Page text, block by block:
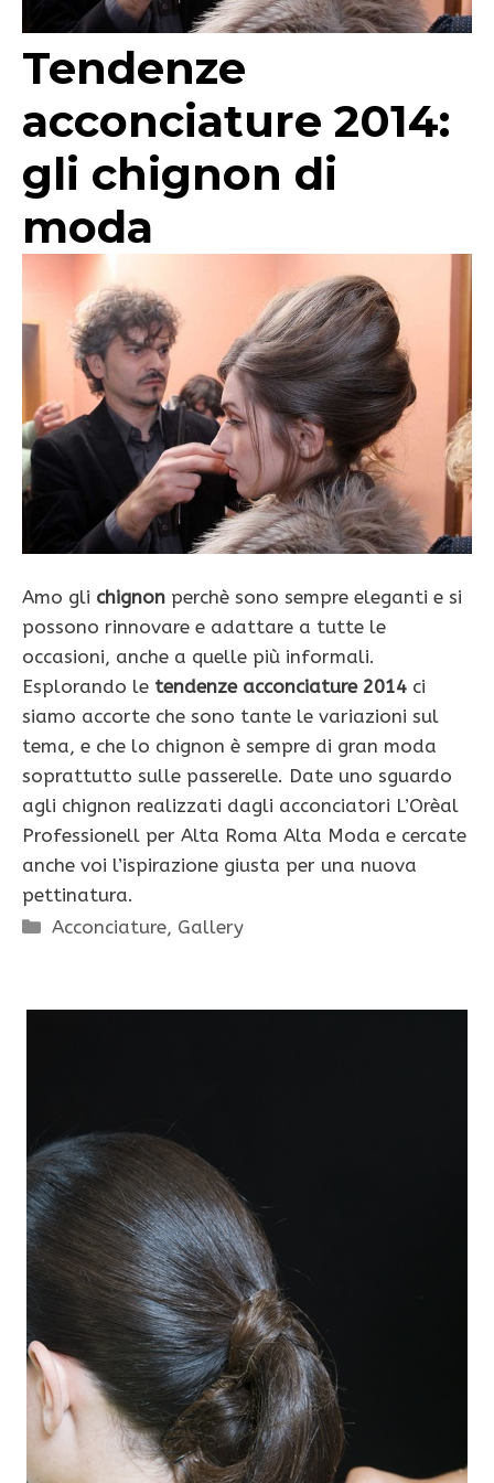
Tendenze
acconciature 2014:
gli chignon di
moda
Amo gli chignon perchè sono sempre eleganti e si
possono rinnovare e adattare a tutte le
occasioni, anche a quelle più informali.
Esplorando le tendenze acconciature 2014 ci
siamo accorte che sono tante le variazioni sul
tema, e che lo chignon è sempre di gran moda
soprattutto sulle passerelle. Date uno sguardo
agli chignon realizzati dagli acconciatori L’Orèal
Professionell per Alta Roma Alta Moda e cercate
anche voi l’ispirazione giusta per una nuova
pettinatura.
Categorie
Acconciature, Gallery